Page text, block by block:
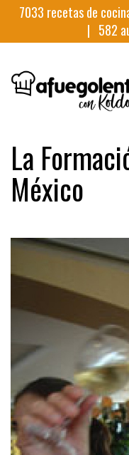
7033 recetas de
| 582
La
México